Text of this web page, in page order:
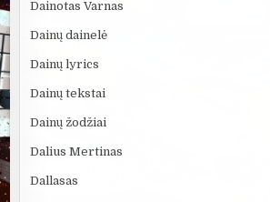
Dainotas Varnas
Dainų dainelė
Dainų lyrics
Dainų tekstai
Dainų žodžiai
Dalius Mertinas
Dallasas